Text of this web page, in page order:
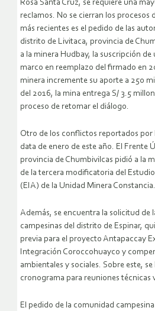
Rosa Santa Cruz, se requiere una
reclamos. No se cierran los procesos
más recientes es el pedido de las
distrito de Livitaca, provincia de
a la minera Hudbay, la suscripción
marco en reemplazo del firmado en
minera incremente su aporte a 250
del 2016, la mina entrega S/ 3.5
proceso de retomar el diálogo.
Otro de los conflictos reportados por
data de enero de este año. El Frente
provincia de Chumbivilcas pidió a la
de la tercera modificatoria del
(EIA) de la Unidad Minera Constancia.
Además, se encuentra la solicitud de
campesinas del distrito de Espinar,
previa para el proyecto Antapaccay
Integración Coroccohuayco y
ambientales y sociales. Sobre este,
cronograma para reuniones técnicas
El pedido de la comunidad